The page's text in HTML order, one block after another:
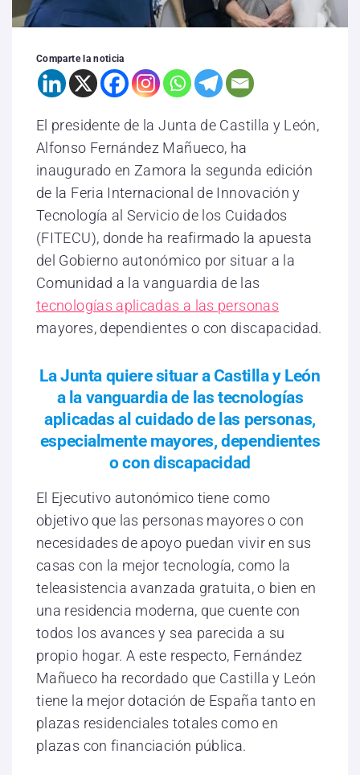
Comparte la noticia
El presidente de la Junta de Castilla y León,
Alfonso Fernández Mañueco, ha
inaugurado en Zamora la segunda edición
de la Feria Internacional de Innovación y
Tecnología al Servicio de los Cuidados
(FITECU), donde ha reafirmado la apuesta
del Gobierno autonómico por situar a la
Comunidad a la vanguardia de las
tecnologías aplicadas a las personas
mayores, dependientes o con discapacidad.
La Junta quiere situar a Castilla y León
a la vanguardia de las tecnologías
aplicadas al cuidado de las personas,
especialmente mayores, dependientes
o con discapacidad
El Ejecutivo autonómico tiene como
objetivo que las personas mayores o con
necesidades de apoyo puedan vivir en sus
casas con la mejor tecnología, como la
teleasistencia avanzada gratuita, o bien en
una residencia moderna, que cuente con
todos los avances y sea parecida a su
propio hogar. A este respecto, Fernández
Mañueco ha recordado que Castilla y León
tiene la mejor dotación de España tanto en
plazas residenciales totales como en
plazas con financiación pública.